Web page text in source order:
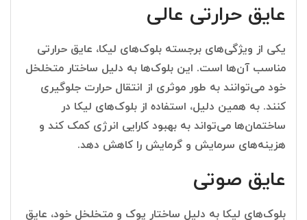
عایق حرارتی عالی
یکی از ویژگی‌های برجسته بلوک‌های لیکا، عایق حرارتی
مناسب آن‌ها است. این بلوک‌ها به دلیل ساختار متخلخل
خود می‌توانند به طور موثری از انتقال حرارت جلوگیری
کنند. به همین دلیل، استفاده از بلوک‌های لیکا در
ساختمان‌ها می‌تواند به بهبود کارایی انرژی کمک کند و
هزینه‌های سرمایش و گرمایش را کاهش دهد.
عایق صوتی
بلوک‌های لیکا به دلیل ساختار پوک و متخلخل خود، عایق